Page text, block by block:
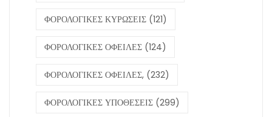
ΦΟΡΟΛΟΓΙΚΕΣ ΚΥΡΩΣΕΙΣ (121)
ΦΟΡΟΛΟΓΙΚΕΣ ΟΦΕΙΛΕΣ (124)
ΦΟΡΟΛΟΓΙΚΕΣ ΟΦΕΙΛΕΣ, (232)
ΦΟΡΟΛΟΓΙΚΕΣ ΥΠΟΘΕΣΕΙΣ (299)